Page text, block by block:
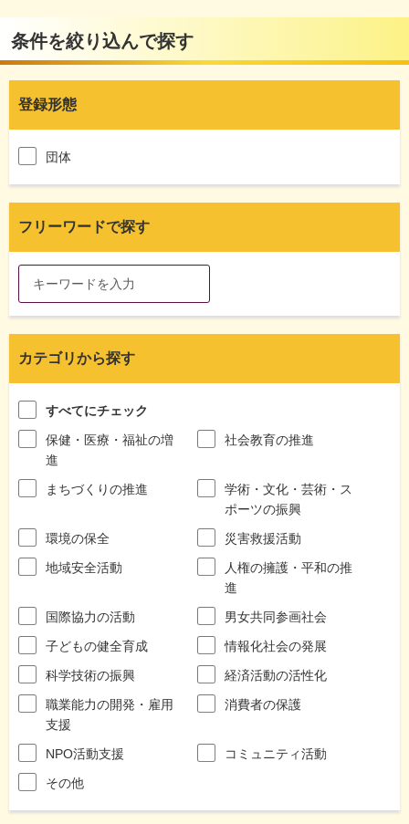
条件を絞り込んで探す
登録形態
団体
フリーワードで探す
カテゴリから探す
すべてにチェック
保健・医療・福祉の増
進
社会教育の推進
まちづくりの推進
学術・文化・芸術・ス
ポーツの振興
環境の保全
災害救援活動
地域安全活動
人権の擁護・平和の推
進
国際協力の活動
男女共同参画社会
子どもの健全育成
情報化社会の発展
科学技術の振興
経済活動の活性化
職業能力の開発・雇用
支援
消費者の保護
NPO活動支援
コミュニティ活動
その他